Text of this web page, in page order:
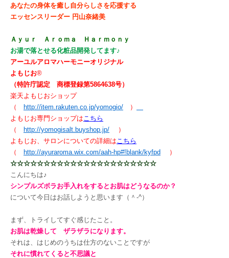
あなたの身体を癒し自分らしさを応援する
エッセンスリーダー 円山奈緒美
Ａｙｕｒ Ａｒｏｍａ Ｈａｒｍｏｎｙ
お湯で落とせる化粧品開発してます♪
アーユルアロマハーモニーオリジナル
よもじお®
（特許庁認定 商標登録第5864638号）
楽天よもじおショップ
（
http://item.rakuten.co.jp/yomogio/ ）
よもじお専門ショップはこちら
（
http://yomogisalt.buyshop.jp/ ）
よもじお、サロンについての詳細はこちら
（
http://ayuraroma.wix.com/aah-hp#!blank/kyfpd ）
☆☆☆☆☆☆☆☆☆☆☆☆☆☆☆☆☆☆☆☆☆☆
こんにちは♪
シンプルズボラお手入れをするとお肌はどうなるのか？
について今日はお話しようと思います（＾‐^）
まず、トライしてすぐ感じたこと。
お肌は乾燥して ザラザラになります。
それは、はじめのうちは仕方のないことですが
それに慣れてくると不思議と